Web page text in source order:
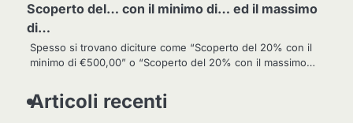
Scoperto del… con il minimo di… ed il massimo
di…
Spesso si trovano diciture come “Scoperto del 20% con il
minimo di €500,00” o “Scoperto del 20% con il massimo…
Articoli recenti